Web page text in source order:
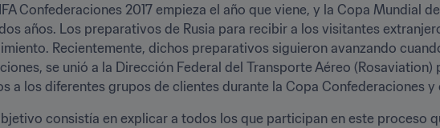
Confederaciones 2017 empieza el año que viene, y la Copa Mundial
años. Los preparativos de Rusia para recibir a los visitantes
Recientemente, dichos preparativos siguieron avanzando
se unió a la Dirección Federal del Transporte Aéreo
a los diferentes grupos de clientes durante la Copa Confederaciones y
consistía en explicar a todos los que participan en este proceso